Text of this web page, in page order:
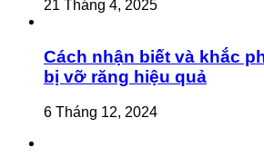
21 Tháng 4, 2025
Cách nhận biết và khắc
bị vỡ răng hiệu quả
6 Tháng 12, 2024